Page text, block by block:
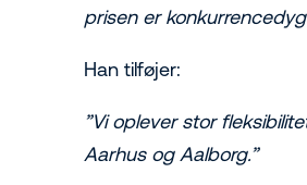
prisen er
Han tilføjer:
”Vi oplever stor
Aarhus og Aalborg.”